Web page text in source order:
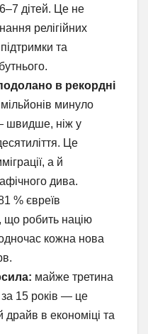
дітей. Це не
релігійних
та
в рекордні
минуло
швидше, ніж у
Це
а й
дива.
% євреїв
що робить націю
кожна нова
майже третина
15 років — це
драйв в економіці та